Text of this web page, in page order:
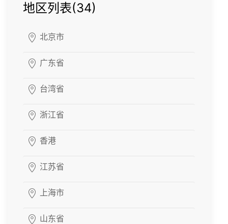
地区列表(34)
北京市
广东省
台湾省
浙江省
香港
江苏省
上海市
山东省